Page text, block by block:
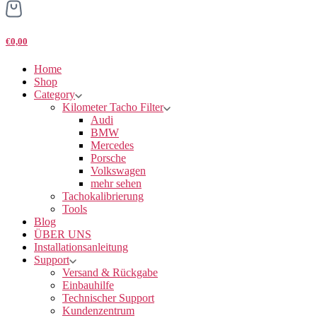
€0,00
Home
Shop
Category
Kilometer Tacho Filter
Audi
BMW
Mercedes
Porsche
Volkswagen
mehr sehen
Tachokalibrierung
Tools
Blog
ÜBER UNS
Installationsanleitung
Support
Versand & Rückgabe
Einbauhilfe
Technischer Support
Kundenzentrum